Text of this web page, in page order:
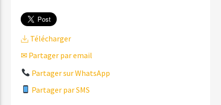
Télécharger
✉ Partager par email
Partager sur WhatsApp
Partager par SMS